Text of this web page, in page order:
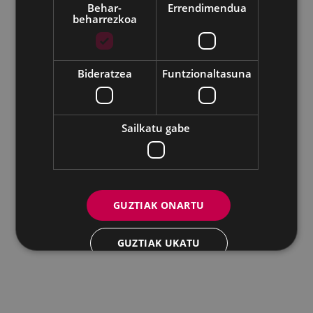
Udalaren sare sozial guztiak
Eibarko Andretxea - Isasi kalea, 11 | 20600 Eibar
Andretxea: 943 54 39 38Berdintasuna: 943 70 84 40
andretxea@eibar.eus
berdintasuna@eibar.eus
IFZ: P2003100A | DIR3 L01200300
Behar-
beharrezkoa
Errendimendua
Bideratzea Funtzionaltasuna
Sailkatu gabe
GUZTIAK ONARTU
GUZTIAK UKATU